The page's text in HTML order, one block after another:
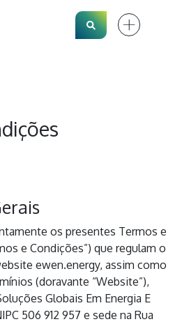
Search
os presentes Termos e
e Condições”) que regulam o
ewen.energy, assim como
(doravante “Website”),
Globais Em Energia E
506 912 957 e sede na Rua